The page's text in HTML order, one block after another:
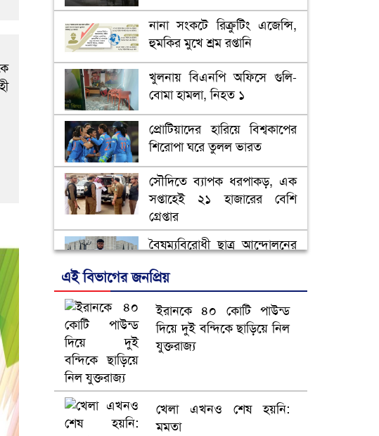
নানা সংকটে রিক্রুটিং এজেন্সি,
হুমকির মুখে শ্রম রপ্তানি
খুলনায় বিএনপি অফিসে গুলি-
বোমা হামলা, নিহত ১
প্রোটিয়াদের হারিয়ে বিশ্বকাপের
শিরোপা ঘরে তুলল ভারত
সৌদিতে ব্যাপক ধরপাকড়, এক
সপ্তাহেই ২১ হাজারের বেশি
গ্রেপ্তার
বৈষম্যবিরোধী ছাত্র আন্দোলনের
ভিউ বাড়াতে রাম দা হাতে
ফেসবুকে ভিডিও পোস্ট শিক্ষকের
আ.লীগ ও জাপার ৯ নেতা
ভারতে ভয়াবহ সড়ক দুর্ঘটনা,
নিহত ১৫
এই বিভাগের জনপ্রিয়
ইরানকে ৪০ কোটি পাউন্ড
দিয়ে দুই বন্দিকে ছাড়িয়ে নিল
যুক্তরাজ্য
খেলা এখনও শেষ হয়নি:
মমতা